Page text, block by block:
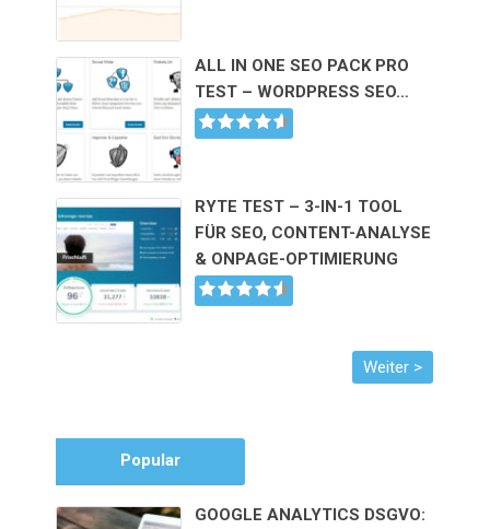
ALL IN ONE SEO PACK PRO
TEST – WORDPRESS SEO…
RYTE TEST – 3-IN-1 TOOL
FÜR SEO, CONTENT-ANALYSE
& ONPAGE-OPTIMIERUNG
Popular
GOOGLE ANALYTICS DSGVO: